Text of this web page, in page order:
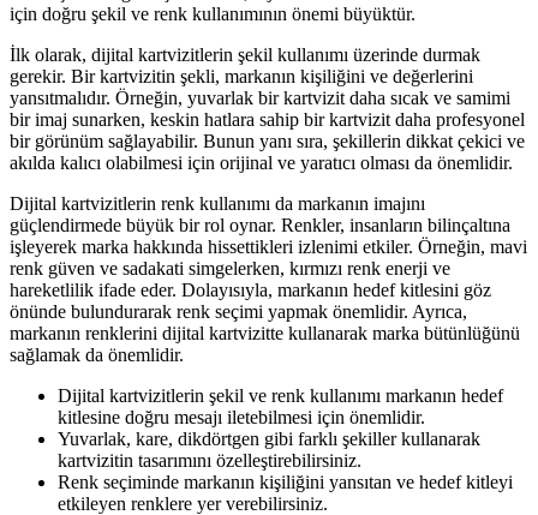
için doğru şekil ve renk kullanımının önemi büyüktür.
İlk olarak, dijital kartvizitlerin şekil kullanımı üzerinde durmak
gerekir. Bir kartvizitin şekli, markanın kişiliğini ve değerlerini
yansıtmalıdır. Örneğin, yuvarlak bir kartvizit daha sıcak ve samimi
bir imaj sunarken, keskin hatlara sahip bir kartvizit daha profesyonel
bir görünüm sağlayabilir. Bunun yanı sıra, şekillerin dikkat çekici ve
akılda kalıcı olabilmesi için orijinal ve yaratıcı olması da önemlidir.
Dijital kartvizitlerin renk kullanımı da markanın imajını
güçlendirmede büyük bir rol oynar. Renkler, insanların bilinçaltına
işleyerek marka hakkında hissettikleri izlenimi etkiler. Örneğin, mavi
renk güven ve sadakati simgelerken, kırmızı renk enerji ve
hareketlilik ifade eder. Dolayısıyla, markanın hedef kitlesini göz
önünde bulundurarak renk seçimi yapmak önemlidir. Ayrıca,
markanın renklerini dijital kartvizitte kullanarak marka bütünlüğünü
sağlamak da önemlidir.
Dijital kartvizitlerin şekil ve renk kullanımı markanın hedef
kitlesine doğru mesajı iletebilmesi için önemlidir.
Yuvarlak, kare, dikdörtgen gibi farklı şekiller kullanarak
kartvizitin tasarımını özelleştirebilirsiniz.
Renk seçiminde markanın kişiliğini yansıtan ve hedef kitleyi
etkileyen renklere yer verebilirsiniz.